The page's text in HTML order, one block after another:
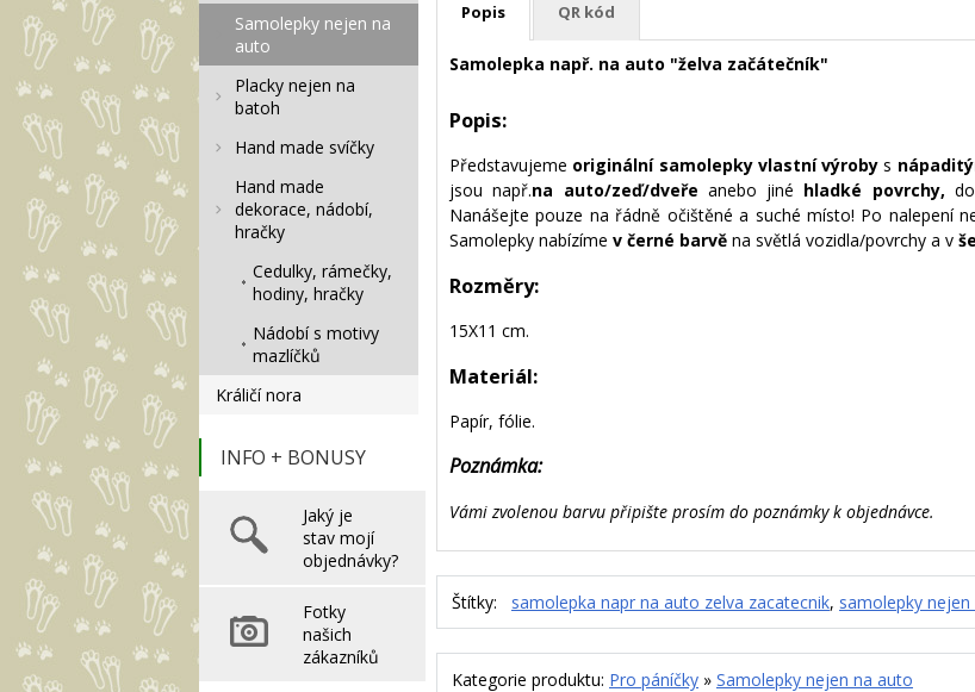
Samolepky nejen na
auto
Placky nejen na
batoh
Hand made svíčky
Hand made
dekorace, nádobí,
hračky
Cedulky, rámečky,
hodiny, hračky
Nádobí s motivy
mazlíčků
Králičí nora
INFO + BONUSY
Jaký je
stav mojí
objednávky?
Fotky
našich
zákazníků
Popis QR kód
Samolepka např. na auto "želva začátečník"
Popis:
Představujeme originální samolepky vlastní výroby s
jsou např.na auto/zeď/dveře anebo jiné hladké povrchy, do
Nanášejte pouze na řádně očištěné a suché místo! Po nalepení
Samolepky nabízíme v černé barvě na světlá vozidla/povrchy a v
Rozměry:
15X11 cm.
Materiál:
Papír, fólie.
Poznámka:
Vámi zvolenou barvu připište prosím do poznámky k objednávce.
Štítky: samolepka napr na auto zelva zacatecnik, samolepky
Kategorie produktu: Pro páníčky » Samolepky nejen na auto